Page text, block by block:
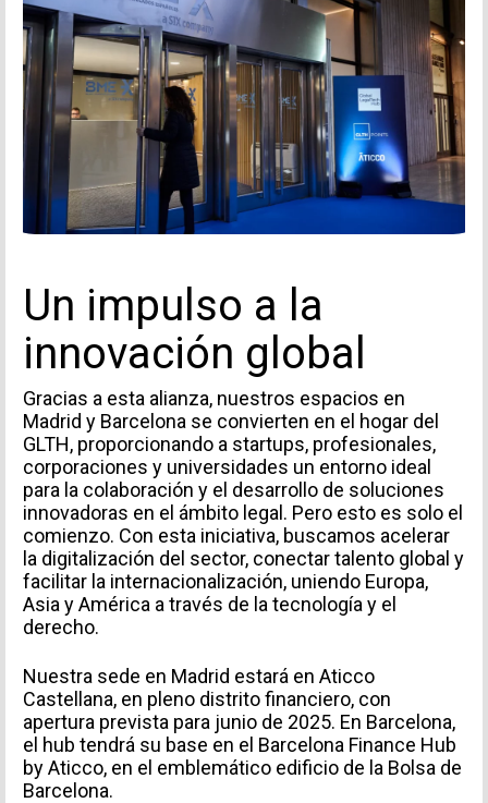
Un impulso a la
innovación global
Gracias a esta alianza, nuestros espacios en
Madrid y Barcelona se convierten en el hogar del
GLTH, proporcionando a startups, profesionales,
corporaciones y universidades un entorno ideal
para la colaboración y el desarrollo de soluciones
innovadoras en el ámbito legal. Pero esto es solo el
comienzo. Con esta iniciativa, buscamos acelerar
la digitalización del sector, conectar talento global y
facilitar la internacionalización, uniendo Europa,
Asia y América a través de la tecnología y el
derecho.
Nuestra sede en Madrid estará en Aticco
Castellana, en pleno distrito financiero, con
apertura prevista para junio de 2025. En Barcelona,
el hub tendrá su base en el Barcelona Finance Hub
by Aticco, en el emblemático edificio de la Bolsa de
Barcelona.